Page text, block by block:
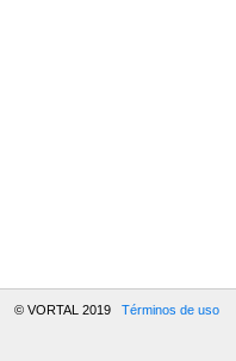
© VORTAL 2019 Términos de uso